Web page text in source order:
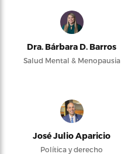
Dra. Bárbara D. Barros
Salud Mental & Menopausia
José Julio Aparicio
Política y derecho